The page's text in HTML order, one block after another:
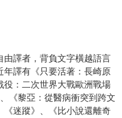
由譯者，背負文字橫越語言
年譯有《只要活著：長崎原
役：二次世界大戰歐洲戰場
《黎亞：從醫病衝突到跨文
《迷蹤》、《比小說還離奇